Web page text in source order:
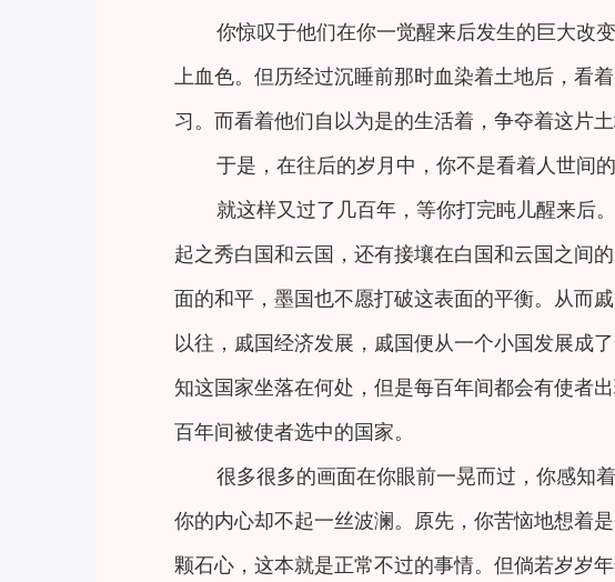
你惊叹于他们在你一觉醒来后发生的巨大改
上血色。但历经过沉睡前那时血染着土地后，看
习。而看着他们自以为是的生活着，争夺着这片土
于是，在往后的岁月中，你不是看着人世间
就这样又过了几百年，等你打完盹儿醒来后
起之秀白国和云国，还有接壤在白国和云国之间
面的和平，墨国也不愿打破这表面的平衡。从而
以往，戚国经济发展，戚国便从一个小国发展成
知这国家坐落在何处，但是每百年间都会有使者
百年间被使者选中的国家。
很多很多的画面在你眼前一晃而过，你感知
你的内心却不起一丝波澜。原先，你苦恼地想着
颗石心，这本就是正常不过的事情。但倘若岁岁